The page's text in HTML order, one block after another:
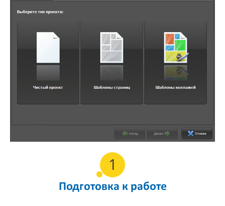
1
Подготовка к работе